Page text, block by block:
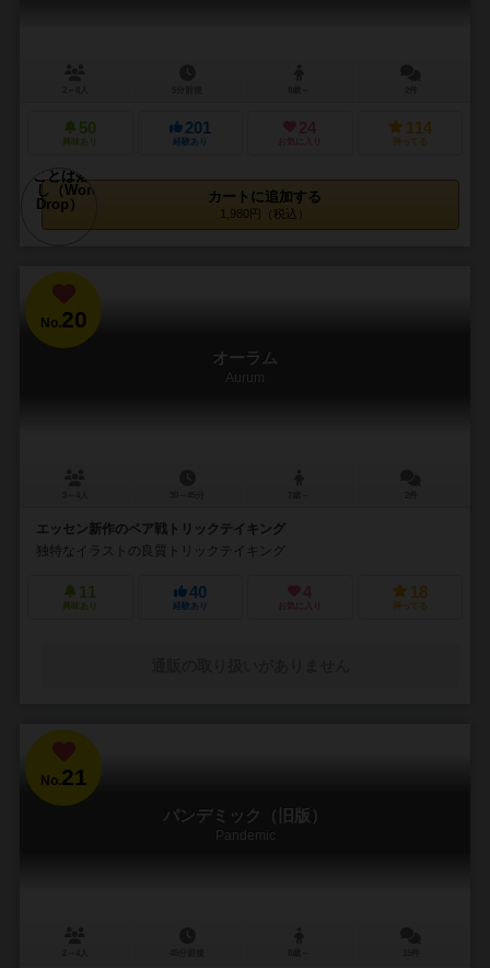
50
興味あり
201
経験あり
24
お気に入り
114
持ってる
カートに追加する
1,980円（税込）
No.20
オーラム
Aurum
エッセン新作のペア戦トリックテイキング
独特なイラストの良質トリックテイキング
11
興味あり
40
経験あり
4
お気に入り
18
持ってる
No.21
パンデミック（旧版）
Pandemic